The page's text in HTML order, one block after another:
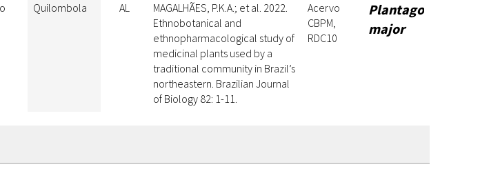
Quilombola AL
MAGALHÃES, P.K.A.; et al. 2022.
Ethnobotanical and
ethnopharmacological study of
medicinal plants used by a
traditional community in Brazil’s
northeastern. Brazilian Journal
of Biology 82: 1-11.
Acervo
CBPM,
RDC10
Plantago
major